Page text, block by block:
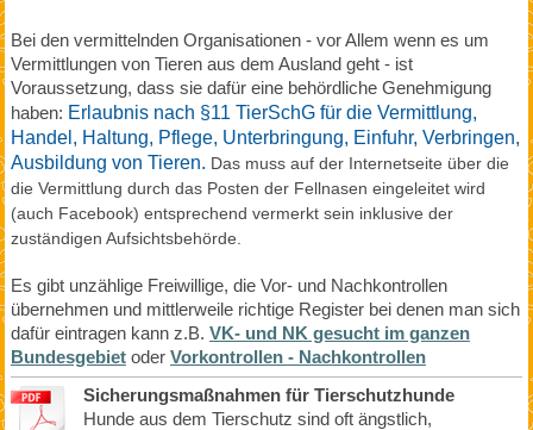
Bei den vermittelnden Organisationen - vor Allem wenn es um
Vermittlungen von Tieren aus dem Ausland geht - ist
Voraussetzung, dass sie dafür eine behördliche Genehmigung
haben: Erlaubnis nach §11 TierSchG für die Vermittlung,
Handel, Haltung, Pflege, Unterbringung, Einfuhr, Verbringen,
Ausbildung von Tieren. Das muss auf der Internetseite über die
die Vermittlung durch das Posten der Fellnasen eingeleitet wird
(auch Facebook) entsprechend vermerkt sein inklusive der
zuständigen Aufsichtsbehörde.
Es gibt unzählige Freiwillige, die Vor- und Nachkontrollen
übernehmen und mittlerweile richtige Register bei denen man sich
dafür eintragen kann z.B. VK- und NK gesucht im ganzen
Bundesgebietoder Vorkontrollen - Nachkontrollen
Sicherungsmaßnahmen für Tierschutzhunde
Hunde aus dem Tierschutz sind oft ängstlich,